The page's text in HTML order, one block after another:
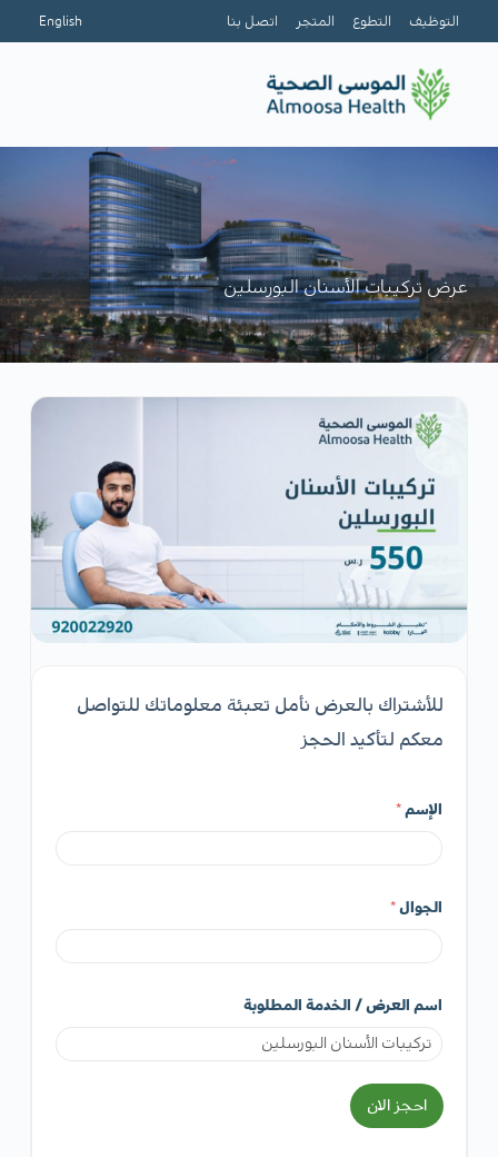
التوظيف التطوع المتجر اتصل بنا English
عرض تركيبات الأسنان البورسلين
للأشتراك بالعرض نأمل تعبئة معلوماتك للتواصل
معكم لتأكيد الحجز
الإسم *
الجوال *
اسم العرض / الخدمة المطلوبة
احجز الان